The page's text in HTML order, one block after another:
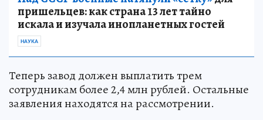
пришельцев: как страна 13 лет тайно
искала и изучала инопланетных гостей
НАУКА
Теперь завод должен выплатить трем
сотрудникам более 2,4 млн рублей. Остальные
заявления находятся на рассмотрении.